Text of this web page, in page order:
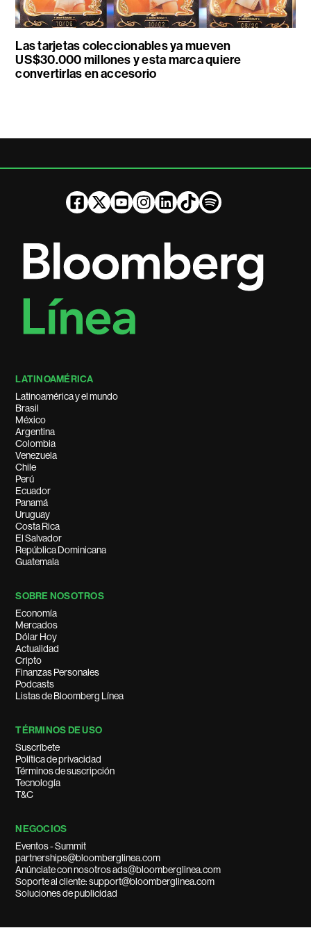
Las tarjetas coleccionables ya mueven
US$30.000 millones y esta marca quiere
convertirlas en accesorio
LATINOAMÉRICA
Latinoamérica y el mundo
Brasil
México
Argentina
Colombia
Venezuela
Chile
Perú
Ecuador
Panamá
Uruguay
Costa Rica
El Salvador
República Dominicana
Guatemala
SOBRE NOSOTROS
Economía
Mercados
Dólar Hoy
Actualidad
Cripto
Finanzas Personales
Podcasts
Listas de Bloomberg Línea
TÉRMINOS DE USO
Suscríbete
Política de privacidad
Términos de suscripción
Tecnología
T&C
NEGOCIOS
Eventos - Summit
partnerships@bloomberglinea.com
Anúnciate con nosotros ads@bloomberglinea.com
Soporte al cliente: support@bloomberglinea.com
Soluciones de publicidad